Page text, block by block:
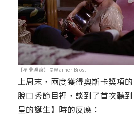
【星夢淚痕】©Warner Bros.
上周末，兩度獲得奧斯卡獎項
脫口秀節目裡，談到了首次聽
星的誕生】時的反應：